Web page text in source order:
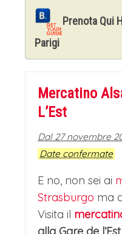
Prenota Qui
Parigi
Mercatino
L’Est
Dal 27 novembre
Date confermate
E no, non sei ai
Strasburgo ma
Visita il